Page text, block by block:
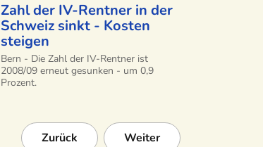
Zahl der IV-Rentner in der
Schweiz sinkt - Kosten
steigen
Bern - Die Zahl der IV-Rentner ist
2008/09 erneut gesunken - um 0,9
Prozent.
Zurück Weiter